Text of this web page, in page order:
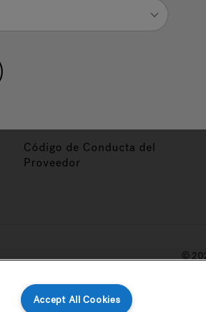
Código de Conducta del
Proveedor
©
Accept All Cookies